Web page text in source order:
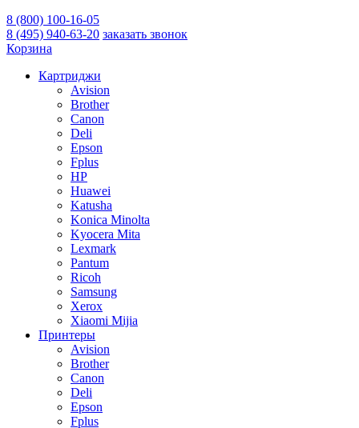
8 (800) 100-16-05
8 (495) 940-63-20 заказать звонок
Корзина
Картриджи
Avision
Brother
Canon
Deli
Epson
Fplus
HP
Huawei
Katusha
Konica Minolta
Kyocera Mita
Lexmark
Pantum
Ricoh
Samsung
Xerox
Xiaomi Mijia
Принтеры
Avision
Brother
Canon
Deli
Epson
Fplus